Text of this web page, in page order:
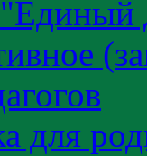
для